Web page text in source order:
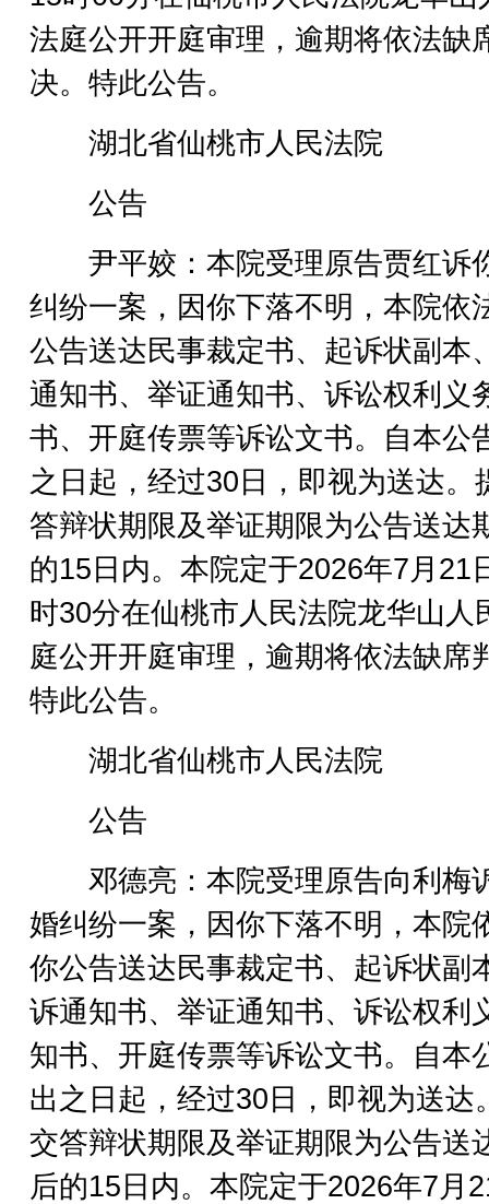
法庭公开开庭审理，逾期将依法缺
决。特此公告。
湖北省仙桃市人民法院
公告
尹平姣：本院受理原告贾红诉
纠纷一案，因你下落不明，本院依
公告送达民事裁定书、起诉状副本
通知书、举证通知书、诉讼权利义
书、开庭传票等诉讼文书。自本公
之日起，经过30日，即视为送达。
答辩状期限及举证期限为公告送达
的15日内。本院定于2026年7月21
时30分在仙桃市人民法院龙华山人
庭公开开庭审理，逾期将依法缺席
特此公告。
湖北省仙桃市人民法院
公告
邓德亮：本院受理原告向利梅
婚纠纷一案，因你下落不明，本院
你公告送达民事裁定书、起诉状副
诉通知书、举证通知书、诉讼权利
知书、开庭传票等诉讼文书。自本
出之日起，经过30日，即视为送达
交答辩状期限及举证期限为公告送
后的15日内。本院定于2026年7月